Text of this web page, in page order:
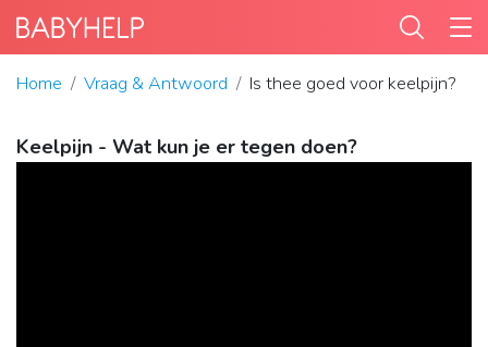
Home Vraag & Antwoord Is thee goed voor keelpijn?
Keelpijn - Wat kun je er tegen doen?